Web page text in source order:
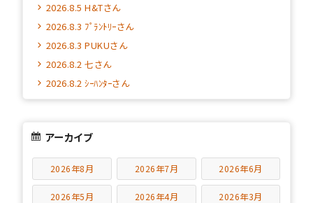
2026.8.5 H&Tさん
2026.8.3 ﾌﾟﾗﾝﾄﾘｰさん
2026.8.3 PUKUさん
2026.8.2 七さん
2026.8.2 ｼｰﾊﾝﾀｰさん
アーカイブ
2026年8月 2026年7月 2026年6月
2026年5月 2026年4月 2026年3月